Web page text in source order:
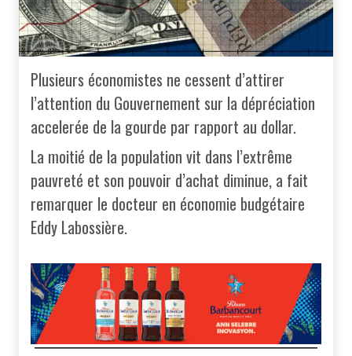
Plusieurs économistes ne cessent d’attirer
l’attention du Gouvernement sur la dépréciation
accelerée de la gourde par rapport au dollar.
La moitié de la population vit dans l’extrême
pauvreté et son pouvoir d’achat diminue, a fait
remarquer le docteur en économie budgétaire
Eddy Labossière.